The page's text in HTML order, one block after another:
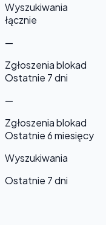
Wyszukiwania
łącznie
—
Zgłoszenia blokad
Ostatnie 7 dni
—
Zgłoszenia blokad
Ostatnie 6 miesięcy
Wyszukiwania
Ostatnie 7 dni